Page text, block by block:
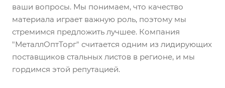
ваши вопросы. Мы понимаем, что качество
материала играет важную роль, поэтому мы
стремимся предложить лучшее. Компания
"МеталлОптТорг" считается одним из лидирующих
поставщиков стальных листов в регионе, и мы
гордимся этой репутацией.